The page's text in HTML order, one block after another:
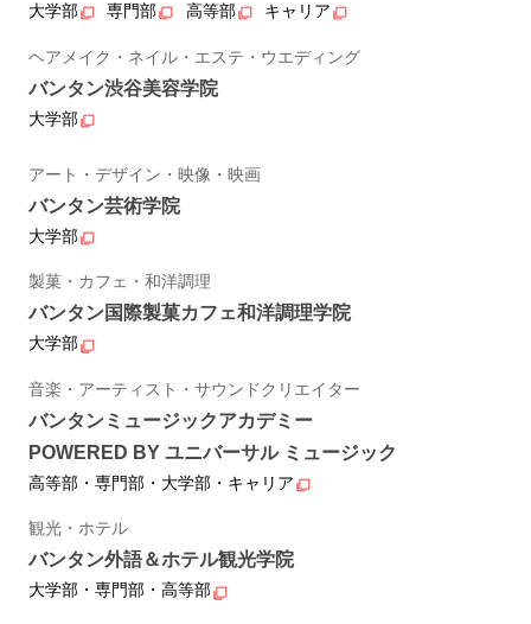
大学部 専門部 高等部 キャリア
ヘアメイク・ネイル・エステ・ウエディング
バンタン渋谷美容学院
大学部
アート・デザイン・映像・映画
バンタン芸術学院
大学部
製菓・カフェ・和洋調理
バンタン国際製菓カフェ和洋調理学院
大学部
音楽・アーティスト・サウンドクリエイター
バンタンミュージックアカデミー
POWERED BY ユニバーサル ミュージック
高等部・専門部・大学部・キャリア
観光・ホテル
バンタン外語＆ホテル観光学院
大学部・専門部・高等部